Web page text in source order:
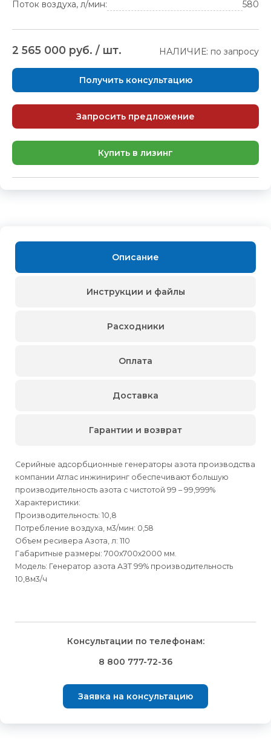
Поток воздуха, л/мин:
580
2 565 000 руб. / шт. НАЛИЧИЕ: по запросу
Получить консультацию
Запросить предложение
Купить в лизинг
Описание
Серийные адсорбционные генераторы азота производства
компании Атлас инжиниринг обеспечивают большую
производительность азота с чистотой 99 – 99,999%
Характеристики:
Производительность: 10,8
Потребление воздуха, м3/мин: 0,58
Объем ресивера Азота, л: 110
Габаритные размеры: 700х700х2000 мм.
Модель: Генератор азота АЗТ 99% производительность
10,8м3/ч
Инструкции и файлы
Расходники
Оплата
лиц
Способ оплаты
Выбрать вид оплаты Вы сможете в Корзине при
оформлении заказа.
лиц
Доставка
Способыдоставки
Доставка осуществляется транспортными компаниями и
оплачивается покупателем при получении заказа.
Транспортную компанию Вы сможете выбрать в Корзине
при оформлении заказа.
⇒После получения и подтверждения оплаты мы бесплатно
Гарантии и возврат
лиц
Правила возврата товара, приобретённого
Внешний вид, комплектность товара и комплектность всего
заказа, должны быть проверены покупателем при
получении товара.
лиц
Консультации по телефонам:
8 800 777-72-36
Заявка на консультацию